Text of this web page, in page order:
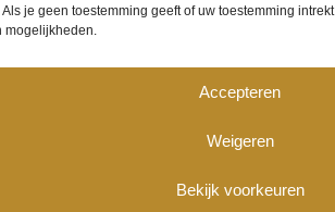
je geen toestemming geeft of uw toestemming
mogelijkheden.
Accepteren
Weigeren
Bekijk voorkeuren